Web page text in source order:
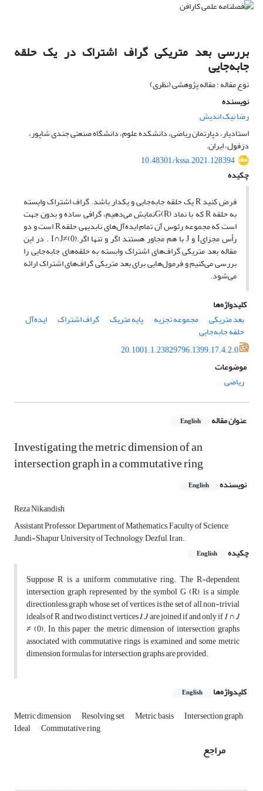
بررسی بعد متریکی گراف اشتراک در یک حلقه
جابه‌جایی‌
نوع مقاله : مقاله پژوهشی (نظری)
نویسنده
رضا نیک اندیش
استادیار، دپارتمان ریاضی، دانشکده علوم، دانشگاه صنعتی جندی شاپور،
دزفول، ایران.
10.48301/kssa.2021.128394
چکیده
فرض کنید R یک حلقه جابه‌جایی و یکدار باشد. گراف اشتراک وابسته
به حلقه R که با نماد G(R)نمایش می‌دهیم، گرافی ساده و بدون جهت
است که مجموعه رئوس آن تمام ایده‌آل‌های نابدیهی حلقه R است و دو
رأس مجزایI و J با هم مجاور هستند اگر و تنها اگر.I∩J≠(0) . در این
مقاله بعد متریکی گراف‌های اشتراک وابسته به حلقه‌های جابه‌جایی را
بررسی می‌کنیم و فرمول‌هایی برای بعد متریکی گراف‌های اشتراک ارائه
می‌شود.
کلیدواژه‌ها
بعد متریکی
مجموعه تجزیه پایه متریک گراف اشتراک ایده‌آل
حلقه جا‌به‌جایی
20.1001.1.23829796.1399.17.4.2.0
موضوعات
ریاضی
عنوان مقاله English
Investigating the metric dimension of an
intersection graph in a commutative ring
نویسنده English
Reza Nikandish
Assistant Professor, Department of Mathematics, Faculty of Science,
Jundi-Shapur University of Technology, Dezful, Iran.
چکیده
English
Suppose R is a uniform commutative ring. The R-dependent
intersection graph, represented by the symbol G (R), is a simple,
directionless graph whose set of vertices is the set of all non-trivial
ideals of R and two distinct vertices 𝐼, 𝐽 are joined if and only if 𝐼 ∩ 𝐽
≠ (0). In this paper, the metric dimension of intersection graphs
associated with commutative rings is examined and some metric
dimension formulas for intersection graphs are provided.
کلیدواژه‌ها English
Metric dimension Resolving set Metric basis Intersection graph
Ideal Commutative ring
مراجع